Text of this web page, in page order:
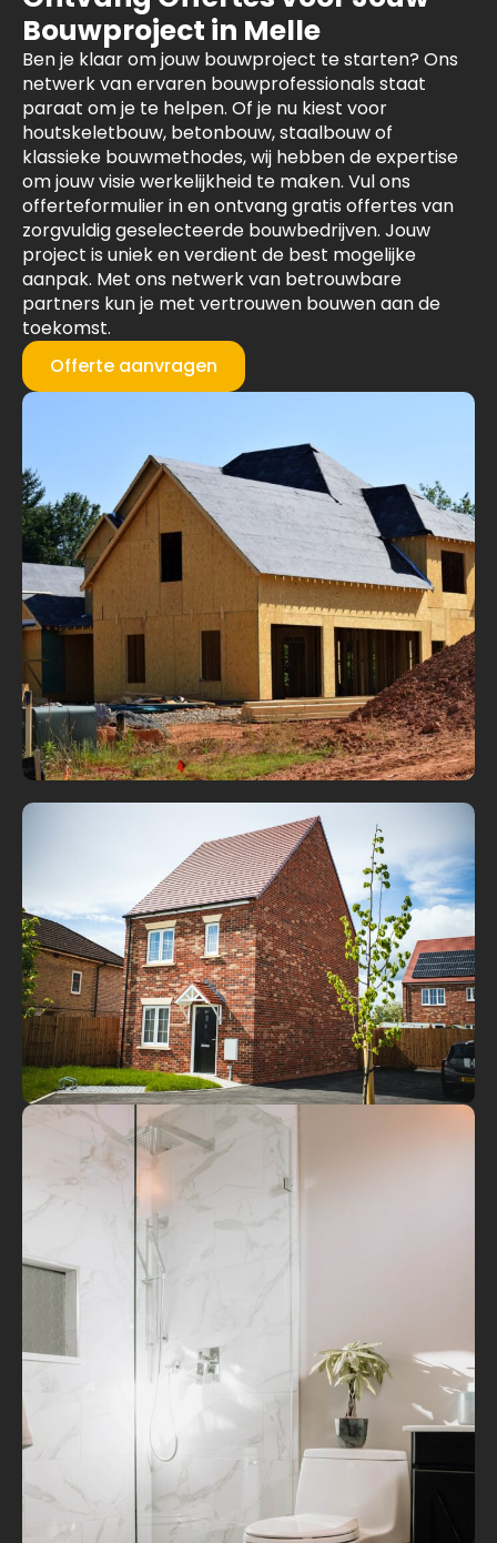
Bouwproject in Melle
Ben je klaar om jouw bouwproject te starten? Ons
netwerk van ervaren bouwprofessionals staat
paraat om je te helpen. Of je nu kiest voor
houtskeletbouw, betonbouw, staalbouw of
klassieke bouwmethodes, wij hebben de expertise
om jouw visie werkelijkheid te maken. Vul ons
offerteformulier in en ontvang gratis offertes van
zorgvuldig geselecteerde bouwbedrijven. Jouw
project is uniek en verdient de best mogelijke
aanpak. Met ons netwerk van betrouwbare
partners kun je met vertrouwen bouwen aan de
toekomst.
Offerte aanvragen